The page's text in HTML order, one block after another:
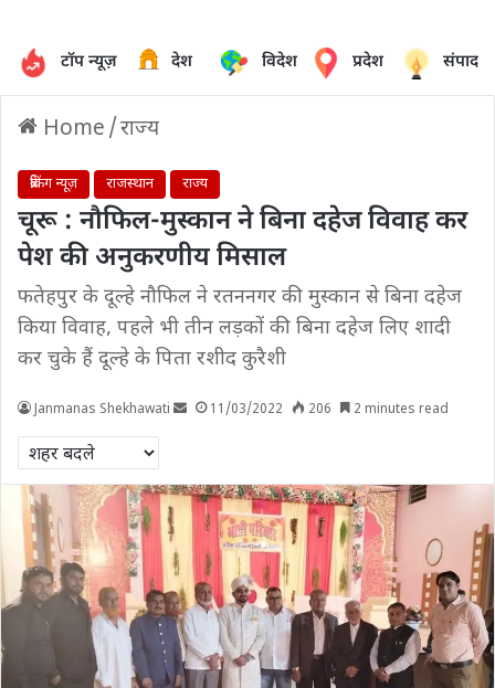
टॉप न्यूज़ देश विदेश प्रदेश
Home /राज्य
ब्रेकिंग न्यूज़ राजस्थान राज्य
चूरू : नौफिल-मुस्कान ने बिना दहेज विवाह कर
पेश की अनुकरणीय मिसाल
फतेहपुर के दूल्हे नौफिल ने रतननगर की मुस्कान से बिना दहेज
किया विवाह, पहले भी तीन लड़कों की बिना दहेज लिए शादी
कर चुके हैं दूल्हे के पिता रशीद कुरैशी
Janmanas Shekhawati 11/03/2022 206 2 minutes read